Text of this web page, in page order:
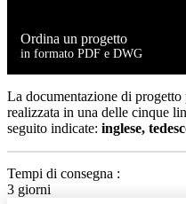
Ordina un progetto
in formato PDF e DWG
La documentazione di progetto
realizzata in una delle cinque
seguito indicate: inglese,
Tempi di consegna :
3 giorni